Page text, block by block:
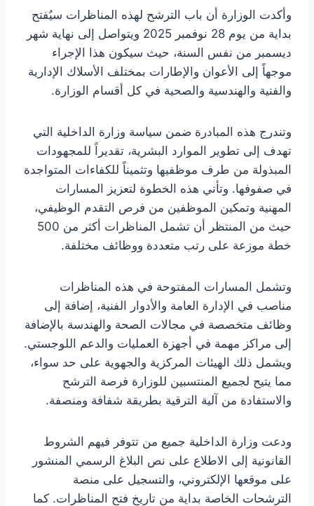
وأكدت الوزارة أن باب الترشح لهذه المناظرات سيُفتح
بداية من يوم 28 نوفمبر 2025 ويتواصل إلى نهاية شهر
ديسمبر من نفس السنة، حيث سيكون هذا الإجراء
موجهاً إلى الأعوان والإطارات بمختلف الأسلاك الإدارية
والفنية والهندسية والصحية في كل أقسام الوزارة.
وتندرج هذه المبادرة ضمن سياسة وزارة الداخلية التي
تهدف إلى تطوير الموارد البشرية، تقديراً للمجهودات
المبذولة من طرف موظفيها وتثميناً للكفاءات المتواجدة
في صفوفها. وتأتي هذه الخطوة لتعزيز المسارات
المهنية وتمكين الموظفين من فرص التقدم الوظيفي،
حيث من المنتظر أن تشمل المناظرات أكثر من 500
خطة موزعة على رتب متعددة ووظائف مختلفة.
وتشمل المسارات المفتوحة في هذه المناظرات
مناصب في الإدارة العامة والأدوار الفنية، إضافة إلى
وظائف متخصصة في مجالات الصحة والهندسة بالإضافة
إلى مراكز مهمة في أجهزة العمليات والدعم اللوجستي.
ويشمل ذلك الهيئات المركزية والجهوية على حد سواء،
مما يتيح لجميع المنتسبين للوزارة فرصة الترشح
والاستفادة من آلية الترقية بطريقة شفافة ومنصفة.
ودعت وزارة الداخلية جميع من تتوفر فيهم الشروط
القانونية إلى الاطلاع على نص البلاغ الرسمي المنشور
على موقعها الإلكتروني، والتسجيل على منصة
الترشحات الخاصة بداية من تاريخ فتح المناظرات. كما